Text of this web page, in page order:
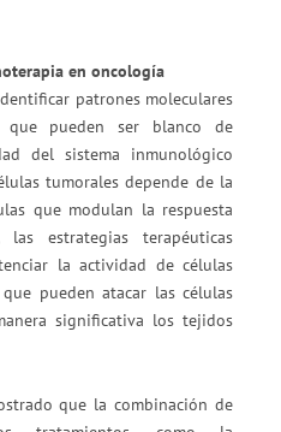
en oncología
patrones moleculares
pueden ser blanco de
del sistema inmunológico
tumorales depende de la
que modulan la respuesta
estrategias terapéuticas
la actividad de células
pueden atacar las células
significativa los tejidos
que la combinación de